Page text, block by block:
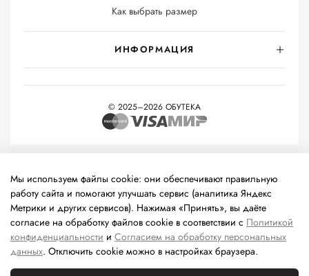
Как выбрать размер
ИНФОРМАЦИЯ
© 2025–2026 ОБУТЕКА
технологии
(информационные технологии предоставления
информации на основе сбора, систематизации и анализа
сведений, относящихся к предпочтениям пользователей сети
«Интернет», находящихся на территории Российской
Федерации).
Мы используем файлы cookie: они обеспечивают правильную
работу сайта и помогают улучшать сервис (аналитика Яндекс
Метрики и других сервисов). Нажимая «Принять», вы даёте
согласие на обработку файлов cookie в соответствии с Политикой
конфиденциальности и Согласием на обработку персональных
данных. Отключить cookie можно в настройках браузера.